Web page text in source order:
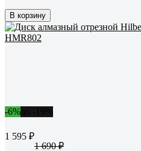
В корзину
-6%
1 595 ₽
1 690 ₽